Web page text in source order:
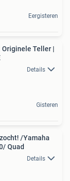
Eergisteren
Originele Teller |
Details
Gisteren
/Yamaha
Quad
Details